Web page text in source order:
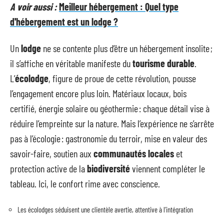
A voir aussi :Meilleur hébergement : Quel type
d'hébergement est un lodge ?
Unlodge ne se contente plus d’être un hébergement insolite ;
il s’affiche en véritable manifeste dutourisme durable
L’écolodge, figure de proue de cette révolution, pousse
l’engagement encore plus loin. Matériaux locaux, bois
certifié, énergie solaire ou géothermie : chaque détail vise à
réduire l’empreinte sur la nature. Mais l’expérience ne s’arrête
pas à l’écologie : gastronomie du terroir, mise en valeur des
savoir-faire, soutien aux communautés locales et
protection active de labiodiversitéviennent compléter le
tableau. Ici, le confort rime avec conscience.
Les écolodges séduisent une clientèle avertie, attentive à l’intégration